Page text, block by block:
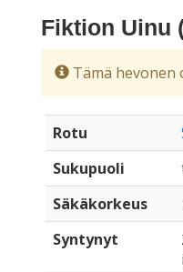
Fiktion Uinu
Tämä hevonen
Rotu
Sukupuoli
Säkäkorkeus
Syntynyt